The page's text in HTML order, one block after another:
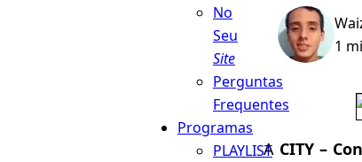
No
Seu
Site
Perguntas
Frequentes
Programas
PLAYLIST
1
A CITY –